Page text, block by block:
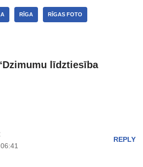
RĪGA RĪGAS FOTO
līdztiesība
REPLY